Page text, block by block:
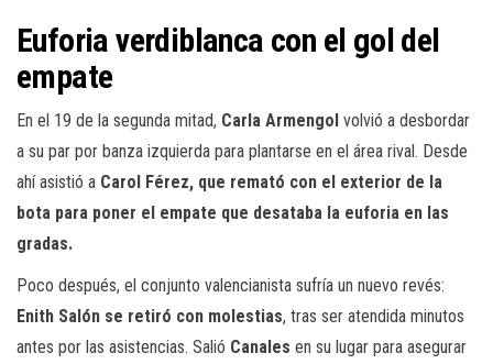
Euforia verdiblanca con el gol del
empate
En el 19 de la segunda mitad, Carla Armengol volvió a desbordar
a su par por banza izquierda para plantarse en el área rival. Desde
ahí asistió a Carol Férez, que remató con el exterior de la
bota para poner el empate que desataba la euforia en las
gradas.
Poco después, el conjunto valencianista sufría un nuevo revés:
Enith Salón se retiró con molestias, tras ser atendida minutos
antes por las asistencias. Salió Canales en su lugar para asegurar